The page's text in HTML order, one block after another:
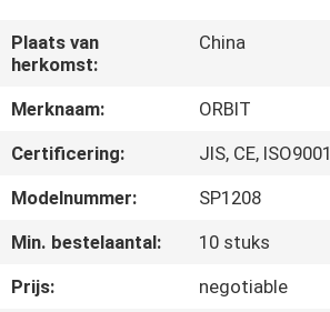
ONS
FABRIEKSREIS
KWALITEITSCONTROLE
CONTACTEER
ONS
Plaats van
herkomst:
China
Merknaam:
ORBIT
Certificering:
JIS, CE, ISO9001
Modelnummer:
SP1208
Min. bestelaantal:
10 stuks
Prijs:
negotiable